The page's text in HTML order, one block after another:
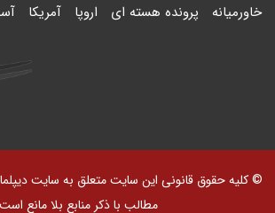
خاورمیانه پرونده هسته ای اروپا آمریکا
© کلیه حقوق قانونی این سایت متعلق به سایت
مطالب با ذکر منابع بلا مانع